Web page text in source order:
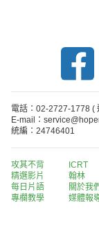
電話：02-2727-1778 (
E-mail：
統編：24746401
攻其不背
精選影片
每日片語
專欄教學
ICRT
翰林
關於我
媒體報